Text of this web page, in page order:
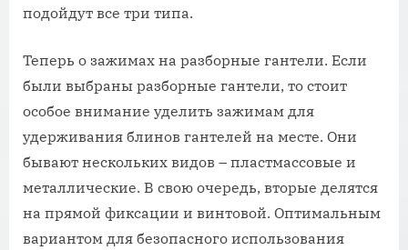
подойдут все три типа.
Теперь о зажимах на разборные гантели. Если
были выбраны разборные гантели, то стоит
особое внимание уделить зажимам для
удерживания блинов гантелей на месте. Они
бывают нескольких видов – пластмассовые и
металлические. В свою очередь, вторые делятся
на прямой фиксации и винтовой. Оптимальным
вариантом для безопасного использования